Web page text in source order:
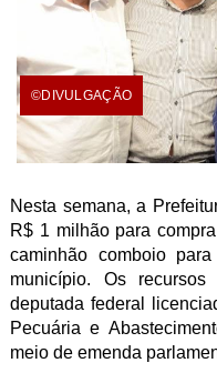
©DIVULGAÇÃO
Nesta semana, a
R$ 1 milhão para
caminhão comboio
município. Os
deputada federal
Pecuária e
meio de emenda